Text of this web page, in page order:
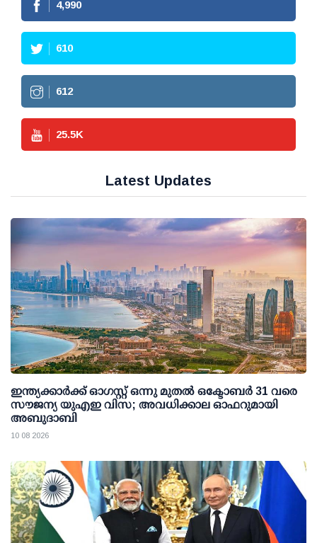
4,990
610
612
25.5K
Latest Updates
ഇന്ത്യക്കാര്‍ക്ക് ഓഗസ്റ്റ് ഒന്നു മുതല്‍ ഒക്ടോബര്‍ 31 വരെ
സൗജന്യ യുഎഇ വിസ; അവധിക്കാല ഓഫറുമായി
അബുദാബി
10 08 2026